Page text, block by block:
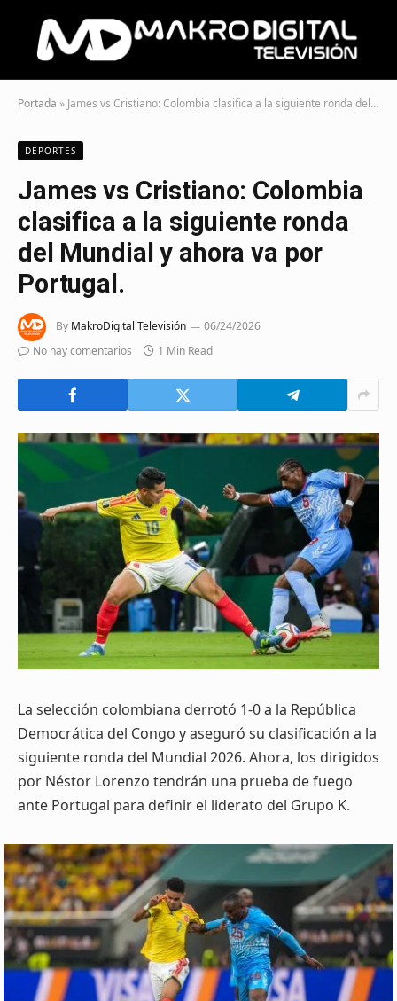
Portada » James vs Cristiano: Colombia clasifica a la siguiente ronda del Mundial y ahora va por Portugal.
DEPORTES
James vs Cristiano: Colombia
clasifica a la siguiente ronda
del Mundial y ahora va por
Portugal.
By MakroDigital Televisión
06/24/2026
No hay comentarios
1 Min Read
La selección colombiana derrotó 1-0 a la República
Democrática del Congo y aseguró su clasificación a la
siguiente ronda del Mundial 2026. Ahora, los dirigidos
por Néstor Lorenzo tendrán una prueba de fuego
ante Portugal para definir el liderato del Grupo K.